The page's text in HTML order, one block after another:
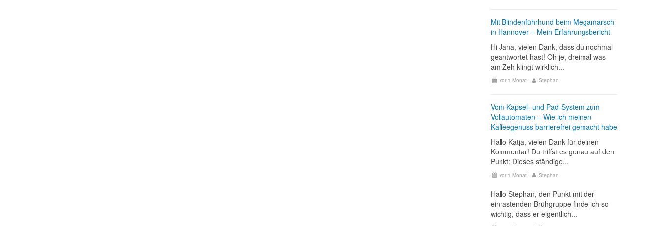
Mit Blindenführhund beim Megamarsch
in Hannover – Mein Erfahrungsbericht
Hi Jana, vielen Dank, dass du nochmal
geantwortet hast! Oh je, dreimal was
am Zeh klingt wirklich...
vor 1 Monat Stephan
Vom Kapsel- und Pad-System zum
Vollautomaten – Wie ich meinen
Kaffeegenuss barrierefrei gemacht habe
Hallo Katja, vielen Dank für deinen
Kommentar! Du triffst es genau auf den
Punkt: Dieses ständige...
vor 1 Monat Stephan
Hallo Stephan, den Punkt mit der
einrastenden Brühgruppe finde ich so
wichtig, dass er eigentlich...